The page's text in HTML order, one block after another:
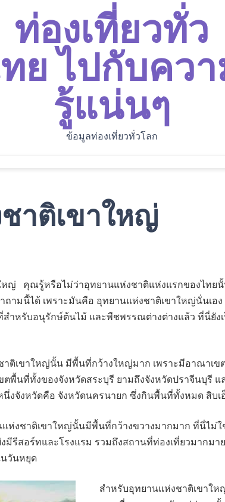
ท่องเที่ยวทั่ว
ย ไปกับคว
รู้แน่นๆ
ข้อมูลท่องเที่ยวทั่วโลก
าติเขาใหญ่
หญ่ คุณรู้หรือไม่ว่าอุทยานแห่งชาติแห่งแรกของไทย
ถามนี้ได้ เพราะมันคือ อุทยานแห่งชาติเขาใหญ่นั่นเอ
สำหรับอนุรักษ์ต้นไม้ และพืชพรรณต่างต่างแล้ว ที่นี่ยัง
ติเขาใหญ่นั้น มีพื้นที่กว้างใหญ่มาก เพราะมีอาณาเข
ตพื้นที่ทั้งของจังหวัดสระบุรี ยามถึงจังหวัดปราจีนบุรี แ
งจังหวัดคือ จังหวัดนครนายก ซึ่งกินพื้นที่ทั้งหมด สิบเ
ห่งชาติเขาใหญ่นั้นมีพื้นที่กว้างขวางมากมาก ที่นี่ไม่ใ
มีรีสอร์ทและโรงแรม รวมถึงสถานที่ท่องเที่ยวมากมา
วันหยุด
สำหรับอุทยานแห่งชาติเขาใ